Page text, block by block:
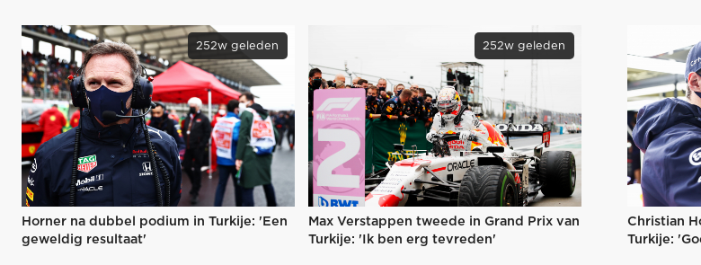
252w geleden
Horner na dubbel podium in Turkije: 'Een
geweldig resultaat'
252w geleden
Max Verstappen tweede in Grand Prix van
Turkije: 'Ik ben erg tevreden'
Christian
Turkije: